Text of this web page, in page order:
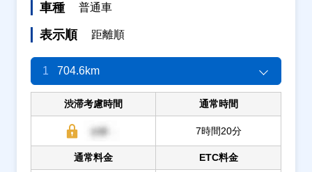
車種 普通車
表示順 距離順
1 704.6km
渋滞考慮時間 通常時間
7時間20分
通常料金 ETC料金